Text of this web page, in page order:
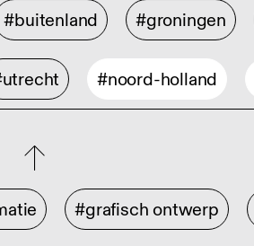
#buitenland #groningen
#noord-holland
#grafisch ontwerp